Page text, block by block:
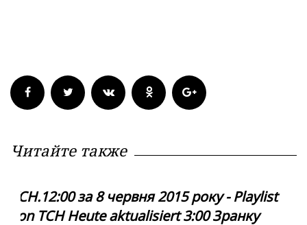
Читайте также
ТСН.12:00 за 8 червня 2015 року - Playlist
von ТСН Heute aktualisiert 3:00 Зранку